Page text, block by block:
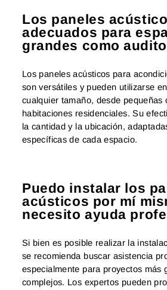
Los paneles
adecuados para
grandes como
Los paneles acústicos para
son versátiles y pueden utilizarse
cualquier tamaño, desde pequeñas
habitaciones residenciales. Su
la cantidad y la ubicación,
específicas de cada espacio.
Puedo instalar los
acústicos por mí
necesito ayuda
Si bien es posible realizar la
se recomienda buscar asistencia
especialmente para proyectos más
complejos. Los expertos pueden